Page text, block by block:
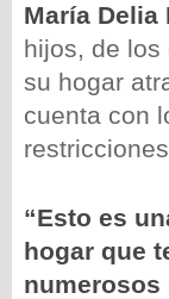
María Delia
hijos, de
su hogar
cuenta con
“Esto es
hogar que